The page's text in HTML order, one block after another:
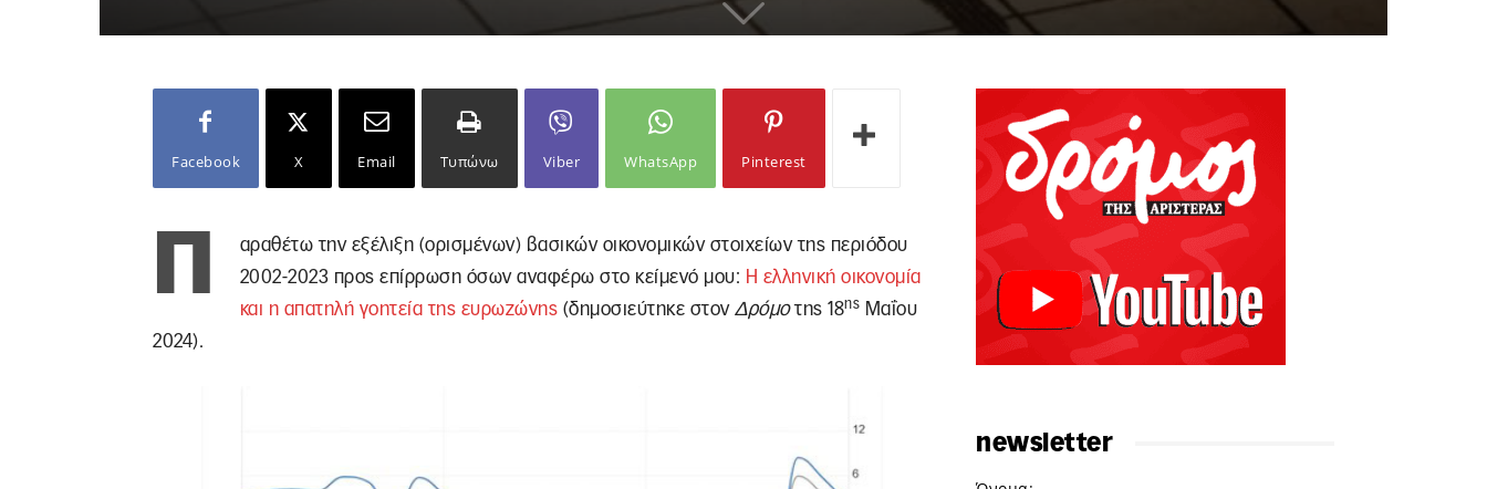
Facebook X Email Τυπώνω Viber WhatsApp Pinterest
Π
αραθέτω την εξέλιξη (ορισμένων) βασικών οικονομικών στοιχείων της περιόδου
2002-2023 προς επίρρωση όσων αναφέρω στο κείμενό μου: Η ελληνική οικονομία
και η απατηλή γοητεία της ευρωζώνης (δημοσιεύτηκε στον Δρόμοτης 18ης Μαΐου
2024).
newsletter